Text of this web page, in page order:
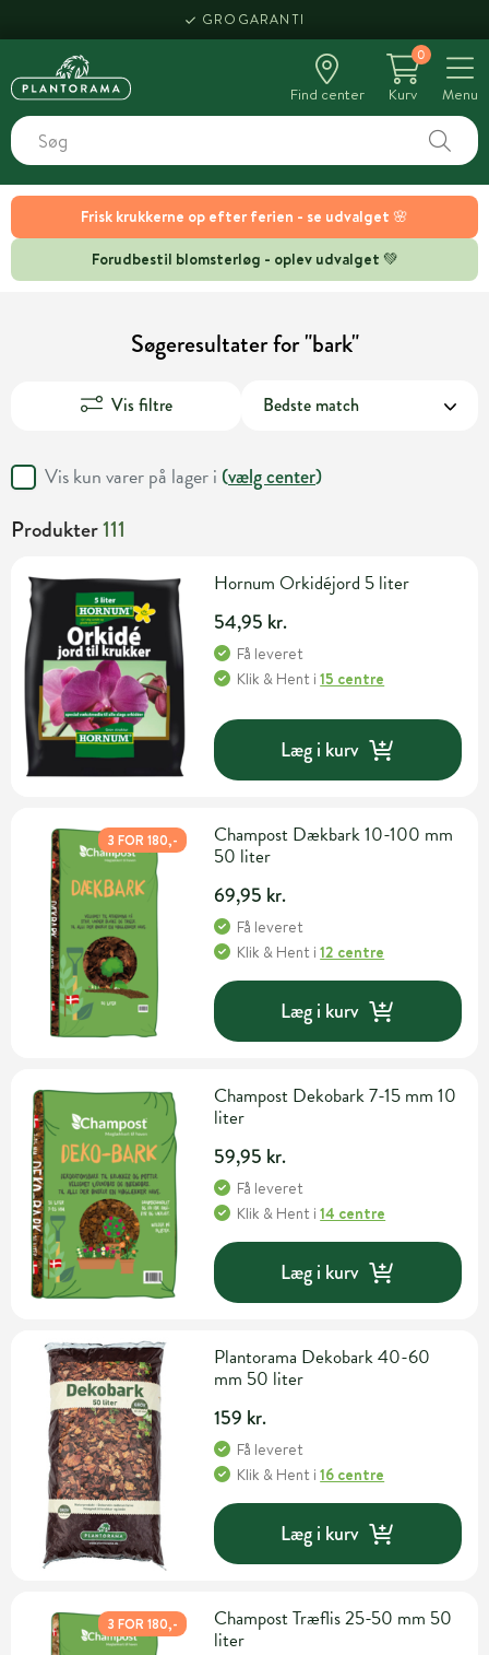
GROGARANTI
Find center
0
Kurv
Menu
Frisk krukkerne op efter ferien - se udvalget 🌸
Forudbestil blomsterløg - oplev udvalget 💚
Søgeresultater for "bark"
Vis filtre
Vis kun varer på lager i (vælg center)
Produkter111
Hornum Orkidéjord 5 liter
54,95 kr.
Få leveret
Klik & Hent i15 centre
Læg i kurv
3 FOR 180,-
Champost Dækbark 10-100 mm
50 liter
69,95 kr.
Få leveret
Klik & Hent i12 centre
Læg i kurv
Champost Dekobark 7-15 mm 10
liter
59,95 kr.
Få leveret
Klik & Hent i14 centre
Læg i kurv
Plantorama Dekobark 40-60
mm 50 liter
159 kr.
Få leveret
Klik & Hent i16 centre
Læg i kurv
3 FOR 180,-
Champost Træflis 25-50 mm 50
liter